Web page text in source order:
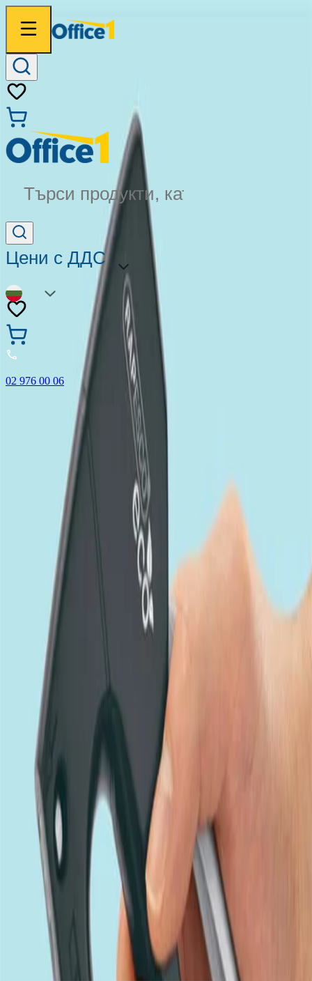
Търси продукти, категории...
Цени с ДДС
BG
02 976 00 06
🎁 Купи 3 продукта с марката Faber-Castell и вземи
най-евтиния БЕЗПЛАТНО! Важи само онлайн до
31.08.2026 г.
Начало Техника Инструменти Такер Rapesco
Такер Rapesco Eco, черен
2129010094
Баркод: 5018505002578